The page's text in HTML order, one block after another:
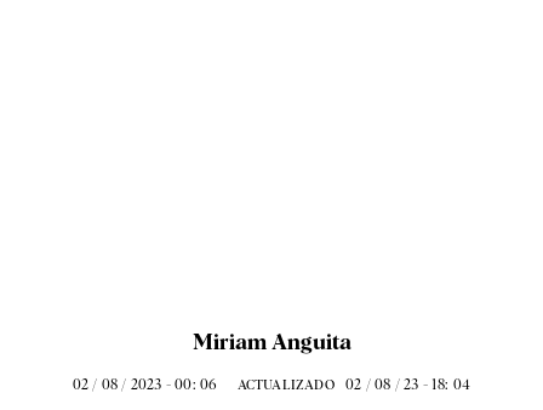
Miriam Anguita
02 / 08 / 2023 - 00: 06 ACTUALIZADO 02 / 08 / 23 - 18: 04